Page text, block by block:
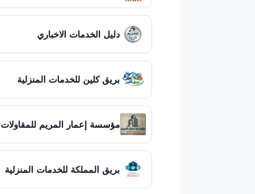
دليل الخدمات الاخباري
بريق كلين للخدمات المنزلية
مؤسسة إعمار المريم للمقاولات
بريق المملكة للخدمات المنزلية